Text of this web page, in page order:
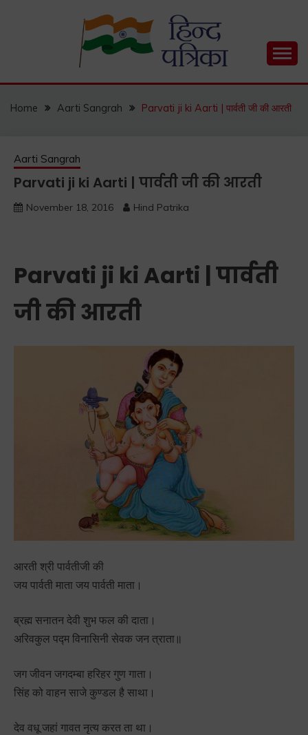
HIND PATRIKA
Status, Hindi Quotes, Hindi Inspirational Stories, Hindi
Home Aarti Sangrah Parvati ji ki Aarti | पार्वती जी की आरती
Aarti Sangrah
Parvati ji ki Aarti | पार्वती जी की आरती
November 18, 2016 Hind Patrika
Parvati ji ki Aarti | पार्वती
जी की आरती
आरती श्री पार्वतीजी की
जय पार्वती माता जय पार्वती माता।
ब्रह्म सनातन देवी शुभ फल की दाता।
अरिवकुल पद्म विनासिनी सेवक जन त्राता॥
जग जीवन जगदम्बा हरिहर गुण गाता।
सिंह को वाहन साजे कुण्डल है साथा।
देव वधू जहां गावत नृत्य करत ता था।